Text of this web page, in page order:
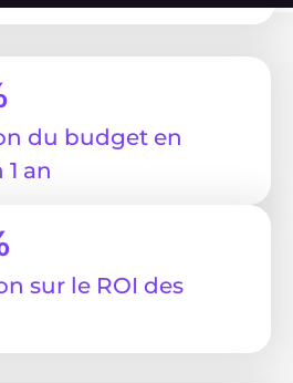
du budget en
an
sur le ROI des